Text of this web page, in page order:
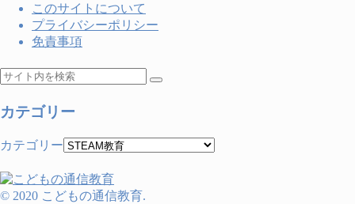
このサイトについて
プライバシーポリシー
免責事項
カテゴリー
カテゴリー
© 2020 こどもの通信教育.